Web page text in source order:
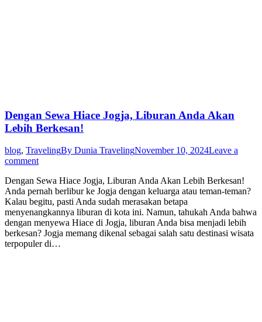
Dengan Sewa Hiace Jogja, Liburan Anda Akan
Lebih Berkesan!
blog, TravelingBy Dunia TravelingNovember 10, 2024Leave a
comment
Dengan Sewa Hiace Jogja, Liburan Anda Akan Lebih Berkesan!
Anda pernah berlibur ke Jogja dengan keluarga atau teman-teman?
Kalau begitu, pasti Anda sudah merasakan betapa
menyenangkannya liburan di kota ini. Namun, tahukah Anda bahwa
dengan menyewa Hiace di Jogja, liburan Anda bisa menjadi lebih
berkesan? Jogja memang dikenal sebagai salah satu destinasi wisata
terpopuler di…